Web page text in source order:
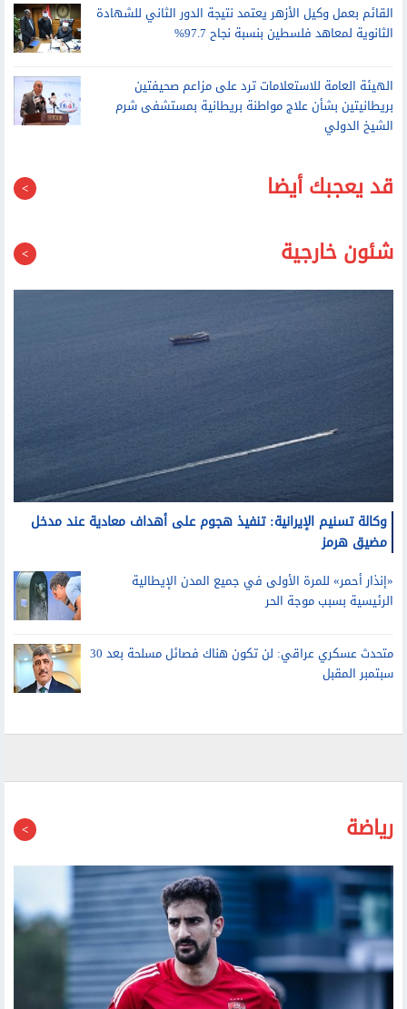
القائم بعمل وكيل الأزهر يعتمد نتيجة الدور الثاني للشهادة
الثانوية لمعاهد فلسطين بنسبة نجاح 97.7%
الهيئة العامة للاستعلامات ترد على مزاعم صحيفتين
بريطانيتين بشأن علاج مواطنة بريطانية بمستشفى شرم
الشيخ الدولي
قد يعجبك أيضا
شئون خارجية
وكالة تسنيم الإيرانية: تنفيذ هجوم على أهداف معادية عند مدخل
مضيق هرمز
«إنذار أحمر» للمرة الأولى في جميع المدن الإيطالية
الرئيسية بسبب موجة الحر
متحدث عسكري عراقي: لن تكون هناك فصائل مسلحة بعد 30
سبتمبر المقبل
رياضة